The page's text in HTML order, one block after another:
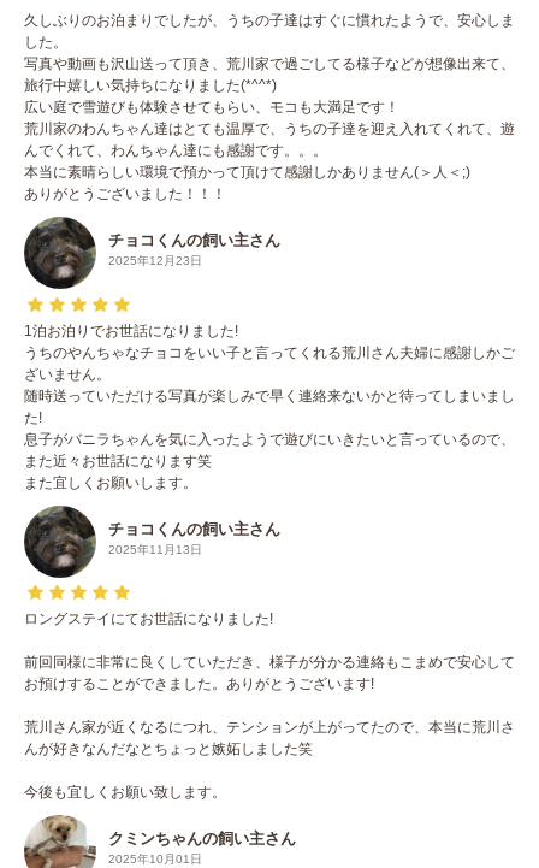
久しぶりのお泊まりでしたが、うちの子達はすぐに慣れたようで、安心しま
した。
写真や動画も沢山送って頂き、荒川家で過ごしてる様子などが想像出来て、
旅行中嬉しい気持ちになりました(*^^*)
広い庭で雪遊びも体験させてもらい、モコも大満足です！
荒川家のわんちゃん達はとても温厚で、うちの子達を迎え入れてくれて、遊
んでくれて、わんちゃん達にも感謝です。。。
本当に素晴らしい環境で預かって頂けて感謝しかありません(＞人＜;)
ありがとうございました！！！
チョコくんの飼い主さん
2025年12月23日
1泊お泊りでお世話になりました!
うちのやんちゃなチョコをいい子と言ってくれる荒川さん夫婦に感謝しかご
ざいません。
随時送っていただける写真が楽しみで早く連絡来ないかと待ってしまいまし
た!
息子がバニラちゃんを気に入ったようで遊びにいきたいと言っているので、
また近々お世話になります笑
また宜しくお願いします。
チョコくんの飼い主さん
2025年11月13日
ロングステイにてお世話になりました!
前回同様に非常に良くしていただき、様子が分かる連絡もこまめで安心して
お預けすることができました。ありがとうございます!
荒川さん家が近くなるにつれ、テンションが上がってたので、本当に荒川さ
んが好きなんだなとちょっと嫉妬しました笑
今後も宜しくお願い致します。
クミンちゃんの飼い主さん
2025年10月01日